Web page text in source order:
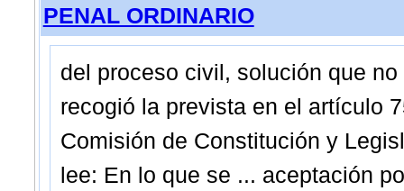
PENAL ORDINARIO
del proceso civil, solución que
recogió la prevista en el artículo
Comisión de Constitución y
lee: En lo que se ... aceptación